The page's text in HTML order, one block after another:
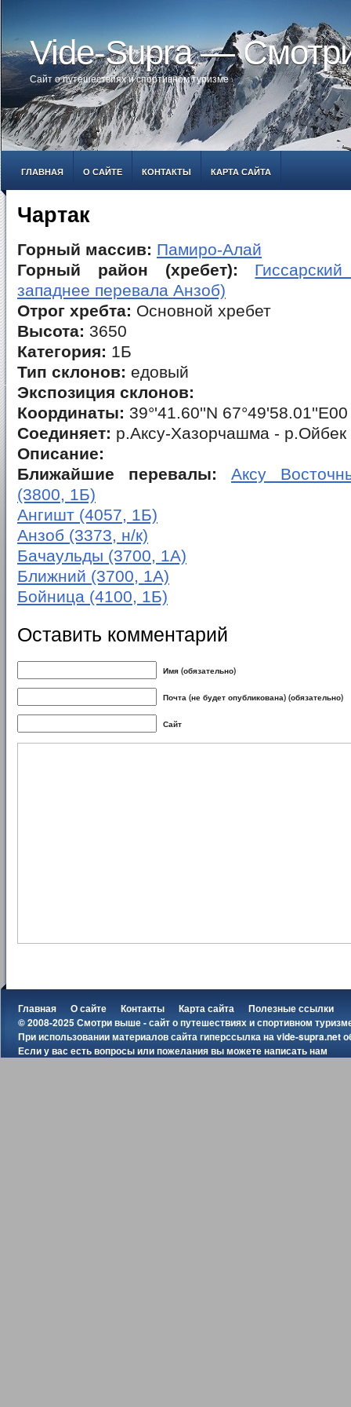
Vide-Supra —
Сайт о путешествиях и спортивном туризме
ГЛАВНАЯ О САЙТЕ КОНТАКТЫ КАРТА САЙТА
Чартак
Горный массив: Памиро-Алай
Горный район (хребет):
западнее перевала Анзоб)
Отрог хребта: Основной хребет
Высота: 3650
Категория: 1Б
Тип склонов: едовый
Экспозиция склонов:
Координаты: 39°'41.60''N 67°49'58.01''E00
Соединяет: р.Аксу-Хазорчашма - р.Ойбек
Описание:
Ближайшие перевалы:
Аксу
(3800, 1Б)
Ангишт (4057, 1Б)
Анзоб (3373, н/к)
Бачаульды (3700, 1А)
Ближний (3700, 1А)
Бойница (4100, 1Б)
Оставить комментарий
Имя (обязательно)
Почта (не будет опубликована) (обязательно)
Сайт
Главная О сайте Контакты Карта сайта
Полезные ссылки
© 2008-2025 Смотри выше - сайт о путешествиях и спортивном
При использовании материалов сайта гиперссылка наvide-supra.net
Если у вас есть вопросы или пожелания вы можетенаписать нам